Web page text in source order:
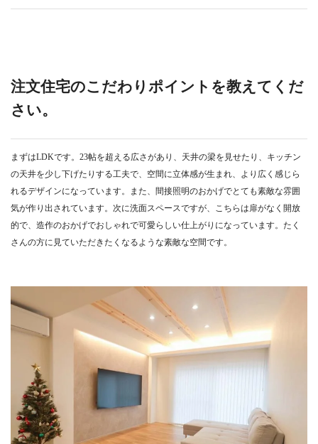
注文住宅のこだわりポイントを教えてくだ
さい。
まずはLDKです。23帖を超える広さがあり、天井の梁を見せたり、キッチン
の天井を少し下げたりする工夫で、空間に立体感が生まれ、より広く感じら
れるデザインになっています。また、間接照明のおかげでとても素敵な雰囲
気が作り出されています。次に洗面スペースですが、こちらは扉がなく開放
的で、造作のおかげでおしゃれで可愛らしい仕上がりになっています。たく
さんの方に見ていただきたくなるような素敵な空間です。